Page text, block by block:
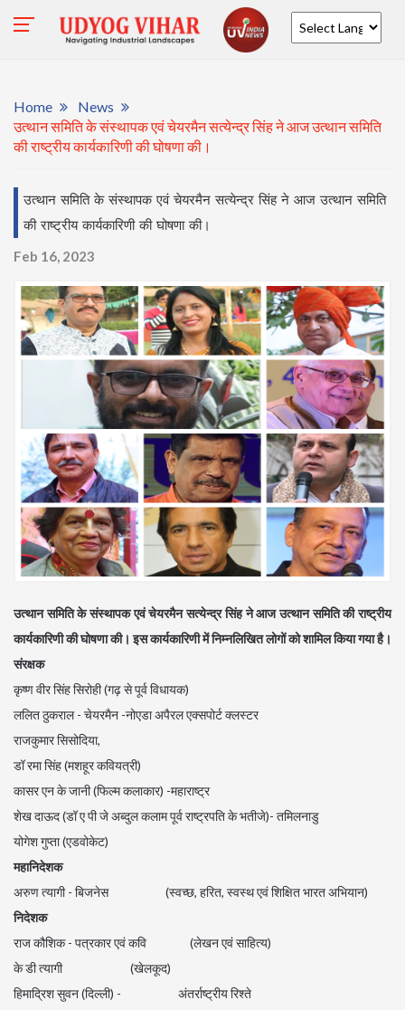
Home
News
उत्थान समिति के संस्थापक एवं चेयरमैन सत्येन्द्र सिंह ने आज उत्थान समिति
की राष्ट्रीय कार्यकारिणी की घोषणा की।
उत्थान समिति के संस्थापक एवं चेयरमैन सत्येन्द्र सिंह ने आज उत्थान समिति
की राष्ट्रीय कार्यकारिणी की घोषणा की।
Feb 16, 2023
उत्थान समिति के संस्थापक एवं चेयरमैन सत्येन्द्र सिंह ने आज उत्थान समिति की राष्ट्रीय
कार्यकारिणी की घोषणा की। इस कार्यकारिणी में निम्नलिखित लोगों को शामिल किया गया है।
संरक्षक
कृष्ण वीर सिंह सिरोही (गढ़ से पूर्व विधायक)
ललित ठुकराल - चेयरमैन -नोएडा अपैरल एक्सपोर्ट क्लस्टर
राजकुमार सिसोदिया,
डॉ रमा सिंह (मशहूर कवियत्री)
कासर एन के जानी (फिल्म कलाकार) -महाराष्ट्र
शेख दाऊद (डॉ ए पी जे अब्दुल कलाम पूर्व राष्ट्रपति के भतीजे)- तमिलनाडु
योगेश गुप्ता (एडवोकेट)
महानिदेशक
अरुण त्यागी - बिजनेस (स्वच्छ, हरित, स्वस्थ एवं शिक्षित भारत अभियान)
निदेशक
राज कौशिक - पत्रकार एवं कवि (लेखन एवं साहित्य)
के डी त्यागी (खेलकूद)
हिमाद्रिश सुवन (दिल्ली) - अंतर्राष्ट्रीय रिश्ते